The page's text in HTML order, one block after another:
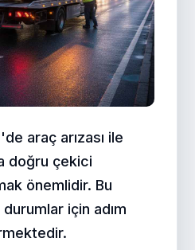
araç arızası ile
doğru çekici
önemlidir. Bu
için adım